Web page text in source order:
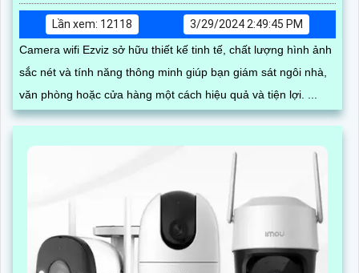
Lần xem: 12118
3/29/2024 2:49:45 PM
Camera wifi Ezviz sở hữu thiết kế tinh tế, chất lượng hình ảnh
sắc nét và tính năng thông minh giúp bạn giám sát ngôi nhà,
văn phòng hoặc cửa hàng một cách hiệu quả và tiện lợi. ...